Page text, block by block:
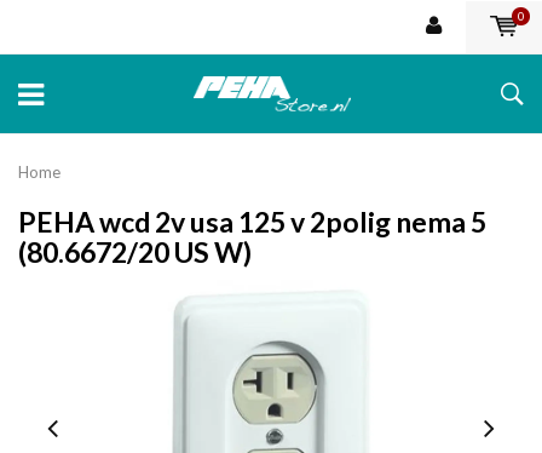
0
Home
PEHA wcd 2v usa 125 v 2polig nema 5
(80.6672/20 US W)